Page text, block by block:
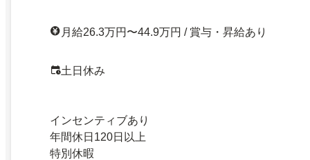
月給26.3万円〜44.9万円 / 賞与・昇給あり
土日休み
インセンティブあり
年間休日120日以上
特別休暇